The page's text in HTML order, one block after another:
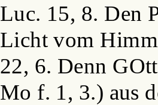
Luc. 15, 8. Den
Licht vom
22, 6. Denn
Mo f. 1, 3.) aus